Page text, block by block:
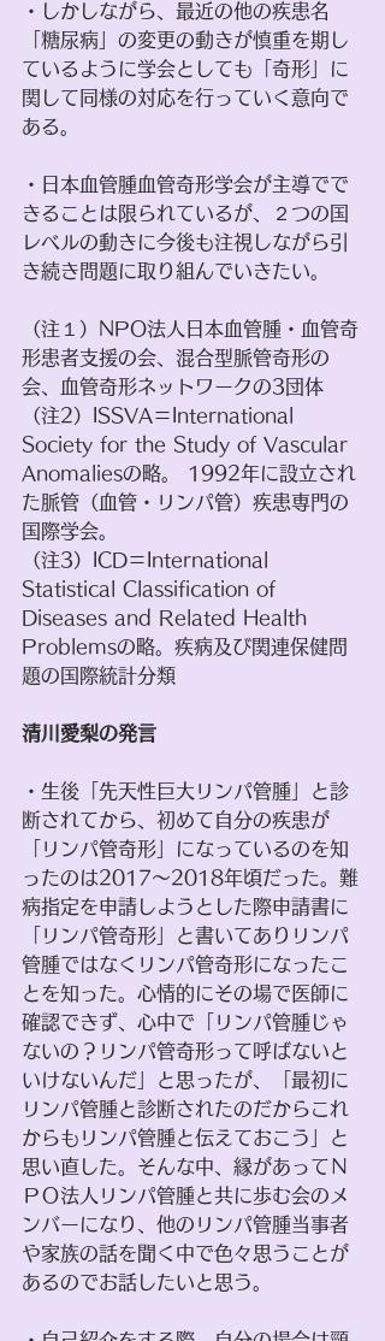
・しかしながら、最近の他の疾患名
「糖尿病」の変更の動きが慎重を期し
ているように学会としても「奇形」に
関して同様の対応を行っていく意向で
ある。
・日本血管腫血管奇形学会が主導でで
きることは限られているが、２つの国
レベルの動きに今後も注視しながら引
き続き問題に取り組んでいきたい。
（注１）NPO法人日本血管腫・血管奇
形患者支援の会、混合型脈管奇形の
会、血管奇形ネットワークの3団体
（注2）ISSVA＝International
Society for the Study of Vascular
Anomaliesの略。 1992年に設立され
た脈管（血管・リンパ管）疾患専門の
国際学会。
（注3）ICD＝International
Statistical Classification of
Diseases and Related Health
Problemsの略。疾病及び関連保健問
題の国際統計分類
清川愛梨の発言
・生後「先天性巨大リンパ管腫」と診
断されてから、初めて自分の疾患が
「リンパ管奇形」になっているのを知
ったのは2017～2018年頃だった。難
病指定を申請しようとした際申請書に
「リンパ管奇形」と書いてありリンパ
管腫ではなくリンパ管奇形になったこ
とを知った。心情的にその場で医師に
確認できず、心中で「リンパ管腫じゃ
ないの？リンパ管奇形って呼ばないと
いけないんだ」と思ったが、「最初に
リンパ管腫と診断されたのだからこれ
からもリンパ管腫と伝えておこう」と
思い直した。そんな中、縁があってＮ
ＰＯ法人リンパ管腫と共に歩む会のメ
ンバーになり、他のリンパ管腫当事者
や家族の話を聞く中で色々思うことが
あるのでお話したいと思う。